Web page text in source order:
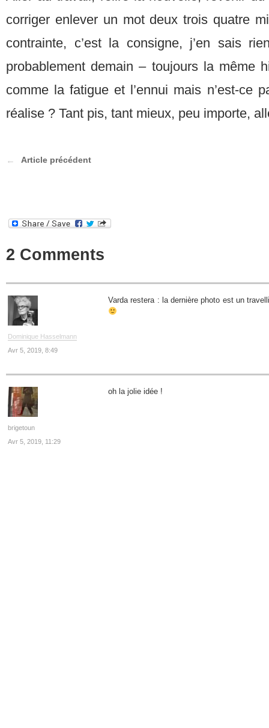
corriger enlever un mot deux trois quatre
contrainte, c’est la consigne, j’en sais
probablement demain – toujours la même
comme la fatigue et l’ennui mais n’est-ce
réalise ? Tant pis, tant mieux, peu importe,
Article précédent
2 Comments
Dominique Hasselmann
Avr 5, 2019, 8:49
Varda restera : la dernière photo est un
brigetoun
Avr 5, 2019, 11:29
oh la jolie idée !